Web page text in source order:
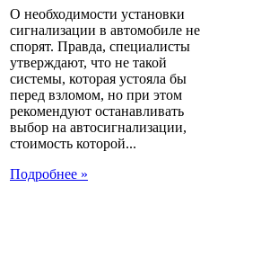
О необходимости установки
сигнализации в автомобиле не
спорят. Правда, специалисты
утверждают, что не такой
системы, которая устояла бы
перед взломом, но при этом
рекомендуют останавливать
выбор на автосигнализации,
стоимость которой...
Подробнее »